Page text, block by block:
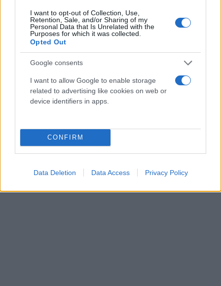
I want to opt-out of Collection, Use,
Retention, Sale, and/or Sharing of my
Personal Data that Is Unrelated with the
Purposes for which it was collected.
Opted Out
Google consents
I want to allow Google to enable storage
related to advertising like cookies on web or
device identifiers in apps.
CONFIRM
Data Deletion Data Access Privacy Policy
για ένα βίντεο ευαισθητοποίησης για την
πυρασφάλεια. Ο άνδρας, η υπάλληλος και όλοι οι
άλλοι στο πλάνο ήταν υπάλληλοι ενώ για να βγει
άρτιο το αποτέλεσμα χρειάστηκα πολλές ώρες
πρόβας. Οι αρχές στο Dalian επιβεβαίωσαν επίσης
ότι το σενάριο ήταν προμελετημένο, όπως
ανέφεραν οι Global Times.
εμφανίζεται σε χορογραφημένη επίδειξη
πυρασφάλειας. Παρόμοια διαφημιστικά βίντεο από
δημοσιευθεί στο παρελθόν.